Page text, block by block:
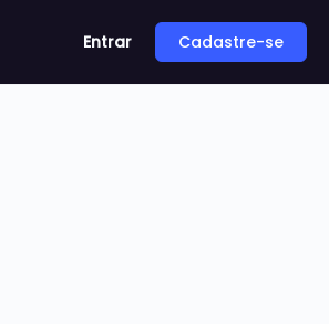
Entrar Cadastre-se